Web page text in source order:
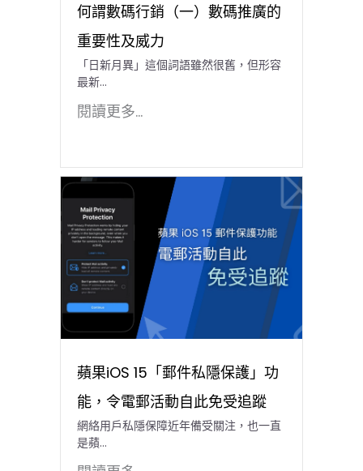
何謂數碼行銷（一）數碼推廣的
重要性及威力
「日新月異」這個詞語雖然很舊，但形容
最新...
閱讀更多...
蘋果iOS 15「郵件私隱保護」功
能，令電郵活動自此免受追蹤
網絡用戶私隱保障近年備受關注，也一直
是蘋...